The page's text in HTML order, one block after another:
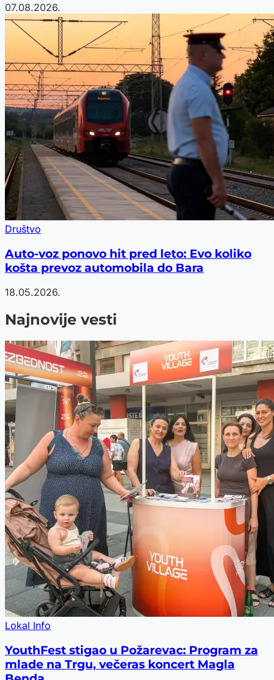
07.08.2026.
Društvo
Auto-voz ponovo hit pred leto: Evo koliko
košta prevoz automobila do Bara
18.05.2026.
Najnovije vesti
Lokal Info
YouthFest stigao u Požarevac: Program za
mlade na Trgu, večeras koncert Magla